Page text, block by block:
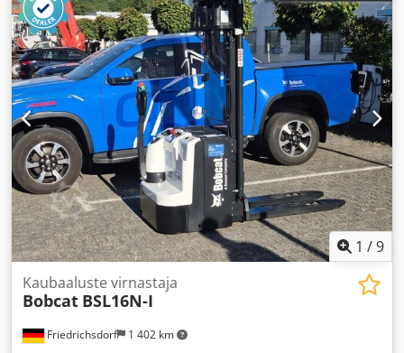
1 /9
Friedrichsdorf 1 402 km
Kaubaaluste virnastaja
Bobcat BSL16N-I